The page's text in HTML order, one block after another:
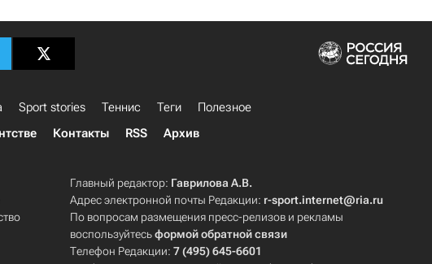
Sport stories Теннис Теги
Полезное
Контакты RSS Архив
Главный редактор: Гаврилова А.В.
Адрес электронной почты Редакции: r-sport.internet@ria.ru
По вопросам размещения пресс-релизов и рекламы
воспользуйтесьформой обратной связи
Телефон Редакции:7 (495) 645-6601